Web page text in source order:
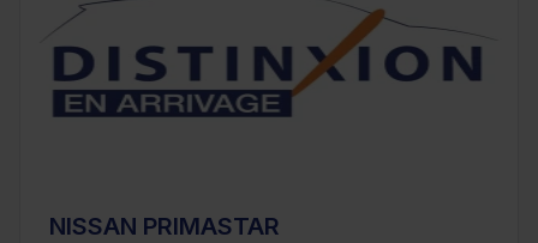
NISSAN PRIMASTAR